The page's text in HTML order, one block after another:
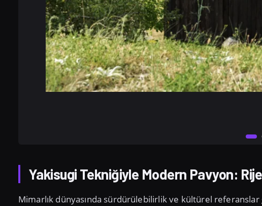
Yakisugi Tekniğiyle Modern Pavyon:
Mimarlık dünyasında sürdürülebilirlik ve kültürel referanslar